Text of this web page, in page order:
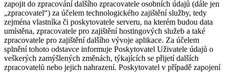
zapojit do zpracování dalšího zpracovatele osobních údajů (dále jen
„zpracovatel“) za účelem technologického zajištění služby, tedy
zejména vlastníka či poskytovatele serveru, na kterém budou data
umístěna, zpracovatele pro zajištění hostingových služeb a také
zpracovatele pro zajištění dalšího vývoje aplikace. Za účelem
splnění tohoto odstavce informuje Poskytovatel Uživatele údajů o
veškerých zamýšlených změnách, týkajících se přijetí dalších
zpracovatelů nebo jejich nahrazení. Poskytovatel v případě zapojení